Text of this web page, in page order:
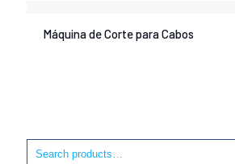
Máquina de Corte para Cabos